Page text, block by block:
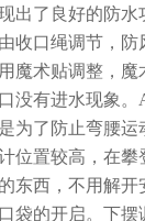
出了良好的防水
收口绳调节，防
魔术贴调整，魔
没有进水现象。
为了防止弯腰运
位置较高，在攀
东西，不用解开
袋的开启。下摆